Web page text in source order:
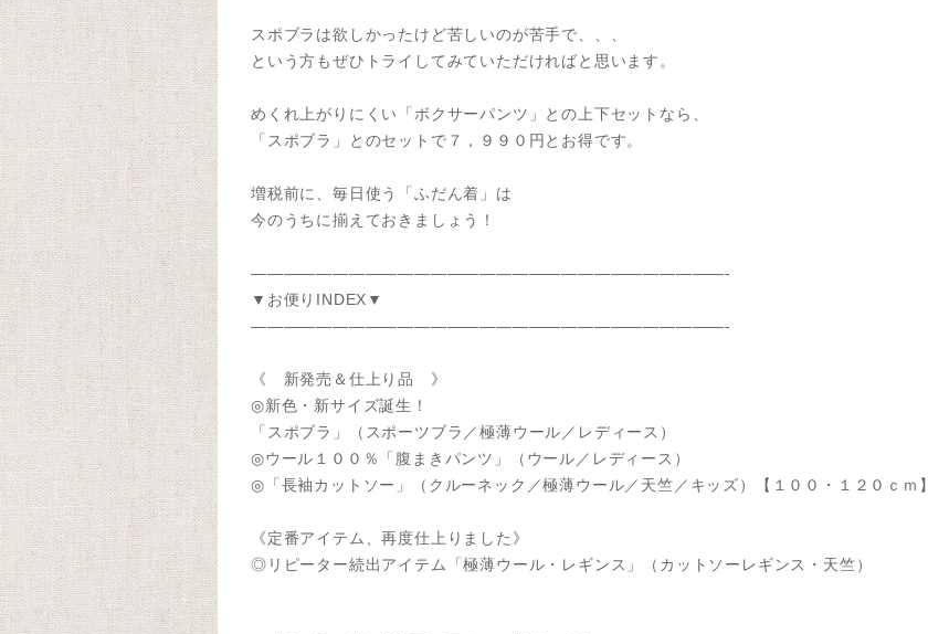
スポブラは欲しかったけど苦しいのが苦手で、、、
という方もぜひトライしてみていただければと思います。
めくれ上がりにくい「ボクサーパンツ」との上下セットなら、
「スポブラ」とのセットで７，９９０円とお得です。
増税前に、毎日使う「ふだん着」は
今のうちに揃えておきましょう！
—————————————————————————————-
▼お便りINDEX▼
—————————————————————————————-
《 新発売＆仕上り品 》
◎新色・新サイズ誕生！
「スポブラ」（スポーツブラ／極薄ウール／レディース）
◎ウール１００％「腹まきパンツ」（ウール／レディース）
◎「長袖カットソー」（クルーネック／極薄ウール／天竺／キッズ）【１００・１２０ｃｍ】
《定番アイテム、再度仕上りました》
◎リピーター続出アイテム「極薄ウール・レギンス」（カットソーレギンス・天竺）